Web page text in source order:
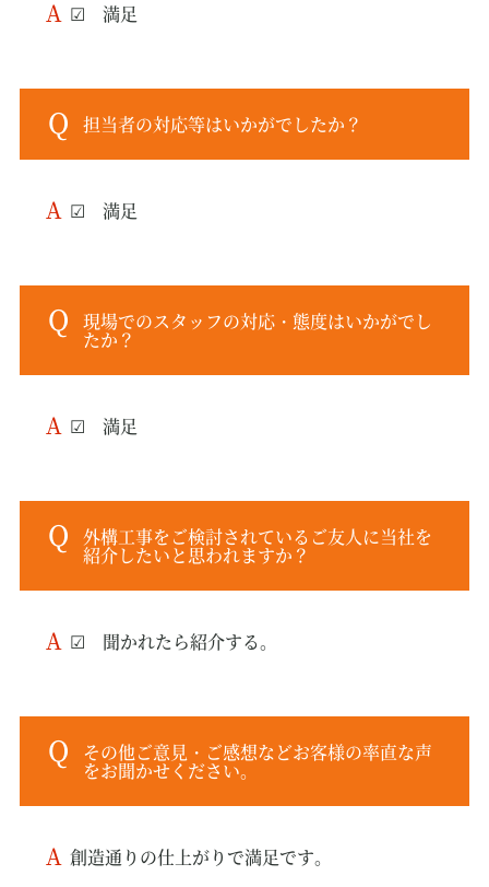
☑ 満足
担当者の対応等はいかがでしたか？
☑ 満足
現場でのスタッフの対応・態度はいかがでし
たか？
☑ 満足
外構工事をご検討されているご友人に当社を
紹介したいと思われますか？
☑ 聞かれたら紹介する。
その他ご意見・ご感想などお客様の率直な声
をお聞かせください。
創造通りの仕上がりで満足です。